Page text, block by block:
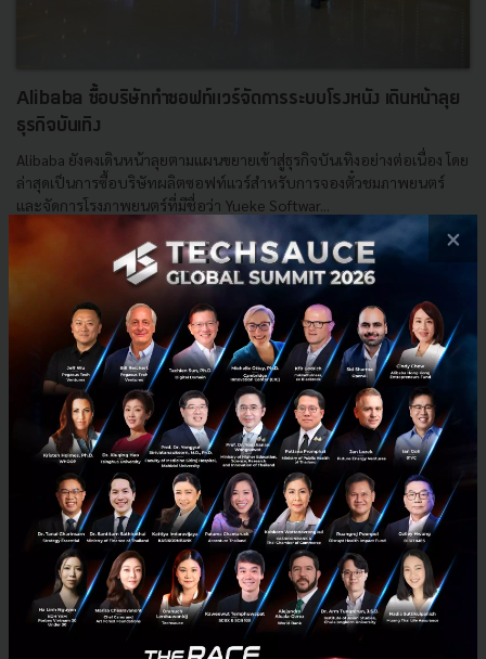
Alibaba ซื้อบริษัททำซอฟท์แวร์จัดการระบบโรงหนัง เดินหน้าลุย
ธุรกิจบันเทิง
Alibaba ยังคงเดินหน้าลุยตามแผนขยายเข้าสู่ธุรกิจบันเทิงอย่างต่อเนื่อง โดย
ล่าสุดเป็นการซื้อบริษัทผลิตซอฟท์แวร์สำหรับการจองตั๋วชมภาพยนตร์
และจัดการโรงภาพยนตร์ที่มีชื่อว่า Yueke Softwar...
| ByTechsauce Team
Movie Yueke Alibaba
E-mail :contact@techsauce.co
Tel : 02-001-5375
Mobile : 06-4658-9500
Techsauce Media
×